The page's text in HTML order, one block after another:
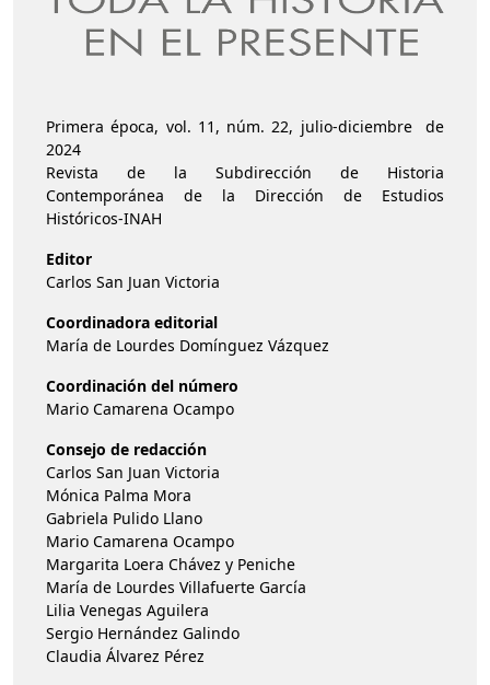
Primera época, vol. 11, núm. 22, julio-diciembre de
2024
Revista de la Subdirección de Historia
Contemporánea de la Dirección de Estudios
Históricos-INAH
Editor
Carlos San Juan Victoria
Coordinadora editorial
María de Lourdes Domínguez Vázquez
Coordinación del número
Mario Camarena Ocampo
Consejo de redacción
Carlos San Juan Victoria
Mónica Palma Mora
Gabriela Pulido Llano
Mario Camarena Ocampo
Margarita Loera Chávez y Peniche
María de Lourdes Villafuerte García
Lilia Venegas Aguilera
Sergio Hernández Galindo
Claudia Álvarez Pérez